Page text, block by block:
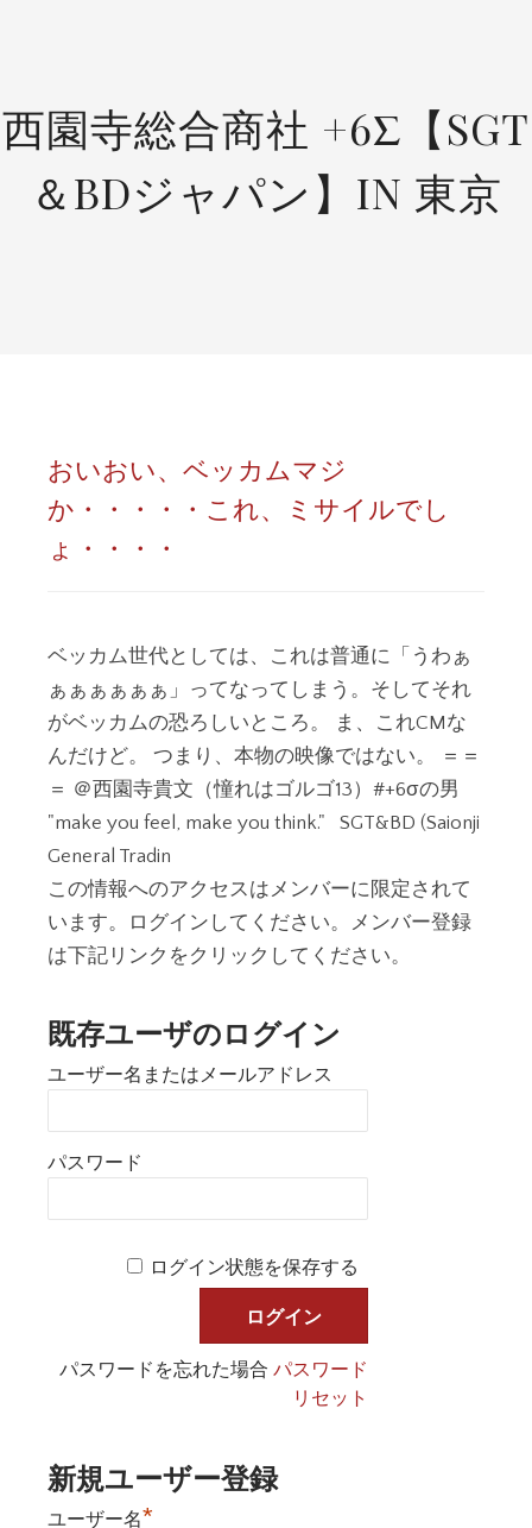
西園寺総合商社 +6Σ【SGT
＆BDジャパン】IN 東京
おいおい、ベッカムマジ
か・・・・・これ、ミサイルでし
ょ・・・・
ベッカム世代としては、これは普通に「うわぁ
ぁぁぁぁぁぁ」ってなってしまう。そしてそれ
がベッカムの恐ろしいところ。 ま、これCMな
んだけど。 つまり、本物の映像ではない。 ＝＝
＝ ＠西園寺貴文（憧れはゴルゴ13）#+6σの男
"make you feel, make you think." SGT&BD (Saionji
General Tradin
この情報へのアクセスはメンバーに限定されて
います。ログインしてください。メンバー登録
は下記リンクをクリックしてください。
既存ユーザのログイン
ユーザー名またはメールアドレス
パスワード
ログイン状態を保存する
パスワードを忘れた場合パスワード
リセット
新規ユーザー登録
ユーザー名*